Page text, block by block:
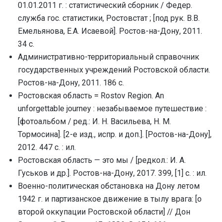
01.01.2011 г. : статистический сборник / Федер.
служба гос. статистики, Ростовстат ; [под рук. В.В.
Емельянова, Е.А. Исаевой]. Ростов-на-Дону, 2011.
34 с.
Административно-территориальный справочник
государственных учреждений Ростовской области.
Ростов-на-Дону, 2011. 186 с.
Ростовская область = Rostov Region. An
unforgettable journey : незабываемое путешествие :
[фотоальбом / ред.: И. Н. Васильева, Н. М.
Тормосина]. [2-е изд., испр. и доп.]. [Ростов-на-Дону],
2012. 447 с. : ил.
Ростовская область — это мы / [редкол.: И. А.
Гуськов и др.]. Ростов-на-Дону, 2017. 399, [1] с. : ил.
Военно-политическая обстановка на Дону летом
1942 г. и партизанское движение в тылу врага: [о
второй оккупации Ростовской области] // Дон